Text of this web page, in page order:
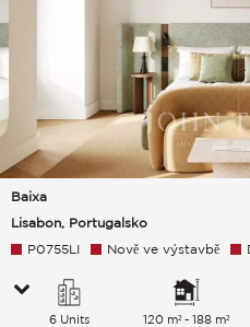
Baixa
Lisabon, Portugalsko
P0755LI
Nově ve výstavbě
6 Units 120 m² - 188 m²